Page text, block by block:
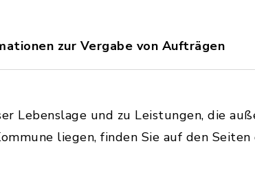
zur Vergabe von Aufträgen
Lebenslage und zu Leistungen, die
liegen, finden Sie auf den Seiten